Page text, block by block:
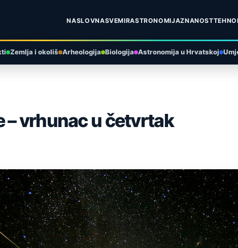
NASLOVNASVEMIRASTRONOMIJAZNANOST
Zemlja i okoliš Arheologija Biologija Astronomija u Hrvatskoj
– vrhunac u četvrtak